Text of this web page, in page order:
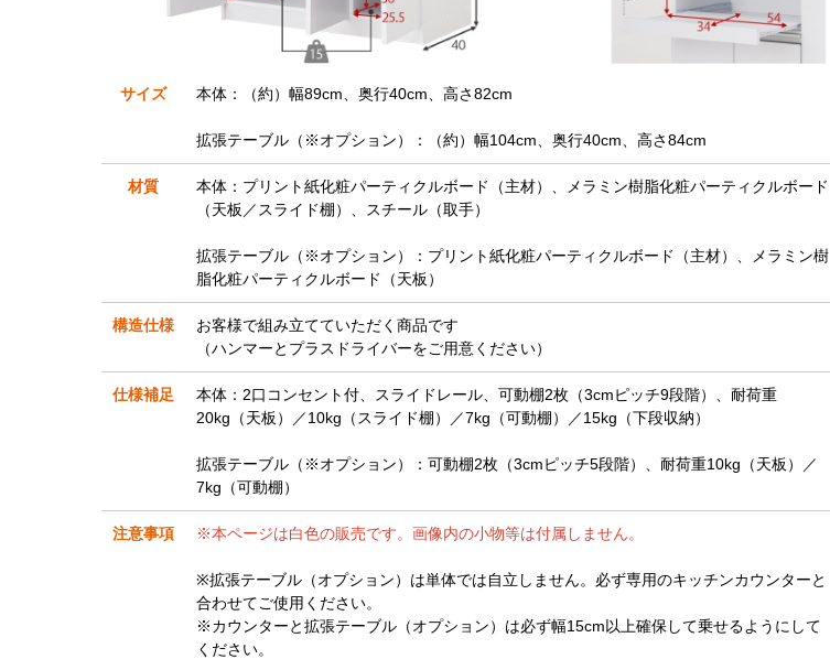
サイズ 本体：（約）幅89cm、奥行40cm、高さ82cm
拡張テーブル（※オプション）：（約）幅104cm、奥行40cm、高さ84cm
材質
本体：プリント紙化粧パーティクルボード（主材）、メラミン樹脂化粧パーティクルボード
（天板／スライド棚）、スチール（取手）
拡張テーブル（※オプション）：プリント紙化粧パーティクルボード（主材）、メラミン樹
脂化粧パーティクルボード（天板）
構造仕様
お客様で組み立てていただく商品です
（ハンマーとプラスドライバーをご用意ください）
仕様補足
本体：2口コンセント付、スライドレール、可動棚2枚（3cmピッチ9段階）、耐荷重
20kg（天板）／10kg（スライド棚）／7kg（可動棚）／15kg（下段収納）
拡張テーブル（※オプション）：可動棚2枚（3cmピッチ5段階）、耐荷重10kg（天板）／
7kg（可動棚）
注意事項 ※本ページは白色の販売です。画像内の小物等は付属しません。
※拡張テーブル（オプション）は単体では自立しません。必ず専用のキッチンカウンターと
合わせてご使用ください。
※カウンターと拡張テーブル（オプション）は必ず幅15cm以上確保して乗せるようにして
ください。